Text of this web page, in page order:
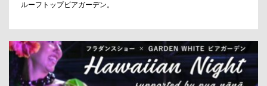
ルーフトップビアガーデン。